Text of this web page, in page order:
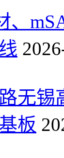
、
无锡
板